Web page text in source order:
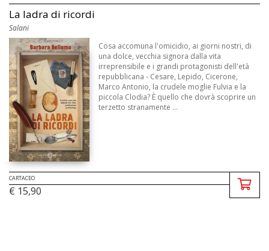
La ladra di ricordi
Salani
Cosa accomuna l'omicidio, ai giorni nostri, di
una dolce, vecchia signora dalla vita
irreprensibile e i grandi protagonisti dell'età
repubblicana - Cesare, Lepido, Cicerone,
Marco Antonio, la crudele moglie Fulvia e la
piccola Clodia? È quello che dovrà scoprire un
terzetto stranamente ...
CARTACEO
€ 15,90